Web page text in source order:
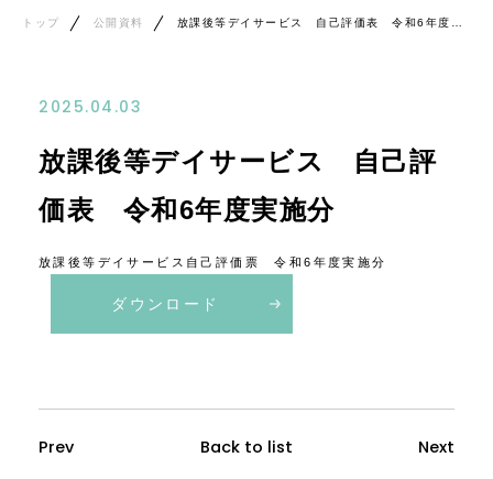
事業内容をもっと詳しく
トップ 公開資料
2025.04.03
放課後等デイサービス 自己評
価表 令和6年度実施分
放課後等デイサービス自己評価票 令和6年度実施分
ダウンロード
Prev Back to list Next